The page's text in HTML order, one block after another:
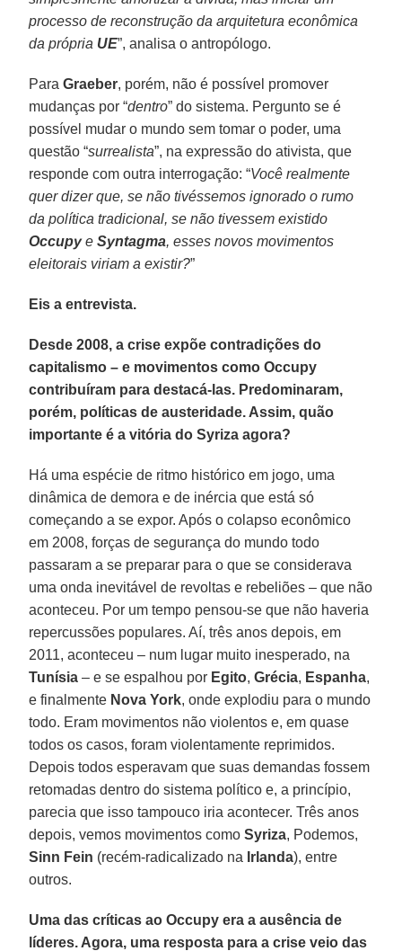
processo de reconstrução da arquitetura econômica
da própria UE”, analisa o antropólogo.
ParaGraeber, porém, não é possível promover
mudanças por “dentro” do sistema. Pergunto se é
possível mudar o mundo sem tomar o poder, uma
questão “surrealista”, na expressão do ativista, que
responde com outra interrogação: “Você realmente
quer dizer que, se não tivéssemos ignorado o rumo
da política tradicional, se não tivessem existido
OccupyeSyntagma, esses novos movimentos
eleitorais viriam a existir?”
Eis a entrevista.
Desde 2008, a crise expõe contradições do
capitalismo – e movimentos como Occupy
contribuíram para destacá-las. Predominaram,
porém, políticas de austeridade. Assim, quão
importante é a vitória do Syriza agora?
Há uma espécie de ritmo histórico em jogo, uma
dinâmica de demora e de inércia que está só
começando a se expor. Após o colapso econômico
em 2008, forças de segurança do mundo todo
passaram a se preparar para o que se considerava
uma onda inevitável de revoltas e rebeliões – que não
aconteceu. Por um tempo pensou-se que não haveria
repercussões populares. Aí, três anos depois, em
2011, aconteceu – num lugar muito inesperado, na
Tunísia – e se espalhou por Egito, Grécia, Espanha,
e finalmente Nova York, onde explodiu para o mundo
todo. Eram movimentos não violentos e, em quase
todos os casos, foram violentamente reprimidos.
Depois todos esperavam que suas demandas fossem
retomadas dentro do sistema político e, a princípio,
parecia que isso tampouco iria acontecer. Três anos
depois, vemos movimentos comoSyriza, Podemos,
Sinn Fein (recém-radicalizado na Irlanda), entre
outros.
Uma das críticas ao Occupy era a ausência de
líderes. Agora, uma resposta para a crise veio das